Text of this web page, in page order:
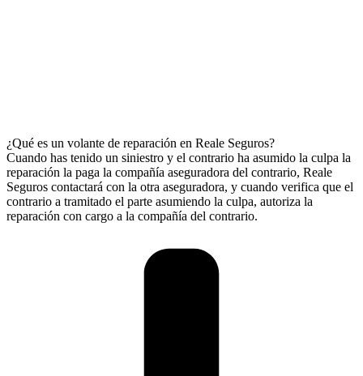
¿Qué es un volante de reparación en Reale Seguros?
Cuando has tenido un siniestro y el contrario ha asumido la culpa la
reparación la paga la compañía aseguradora del contrario, Reale
Seguros contactará con la otra aseguradora, y cuando verifica que el
contrario a tramitado el parte asumiendo la culpa, autoriza la
reparación con cargo a la compañía del contrario.